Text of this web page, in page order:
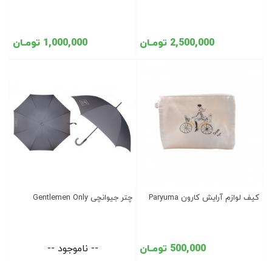
2,500,000 تومـان 1,000,000 تومـان
کیف لوازم آرایش کارون Paryuma
500,000 تومـان
چتر جیوانچی Gentlemen Only
-- ناموجود --